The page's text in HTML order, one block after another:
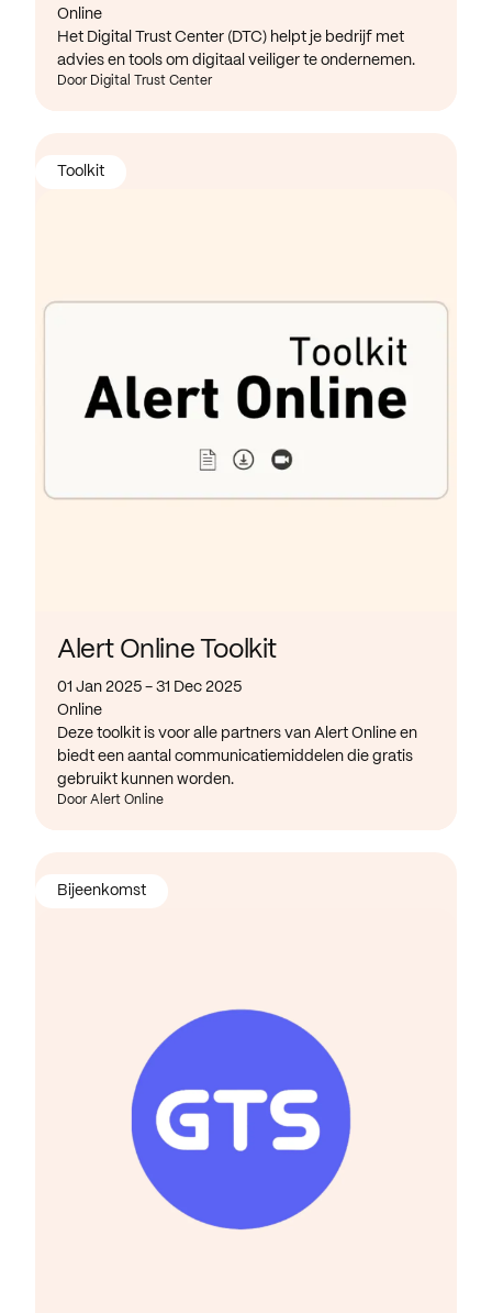
Online
Het Digital Trust Center (DTC) helpt je bedrijf met
advies en tools om digitaal veiliger te ondernemen.
Door Digital Trust Center
Alert Online Toolkit
01 Jan 2025 - 31 Dec 2025
Online
Deze toolkit is voor alle partners van Alert Online en
biedt een aantal communicatiemiddelen die gratis
gebruikt kunnen worden.
Door Alert Online
Toolkit
Bijeenkomst